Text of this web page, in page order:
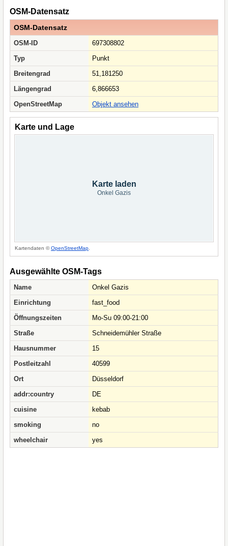
OSM-Datensatz
OSM-Datensatz
OSM-ID
697308802
Typ
Punkt
Breitengrad
51,181250
Längengrad
6,866653
OpenStreetMap
Objekt ansehen
Karte und Lage
Karte laden
Onkel Gazis
Kartendaten ©OpenStreetMap
Ausgewählte OSM-Tags
Name
Onkel Gazis
Einrichtung
fast_food
Öffnungszeiten
Mo-Su 09:00-21:00
Straße
Schneidemühler Straße
Hausnummer
15
Postleitzahl
40599
Ort
Düsseldorf
addr:country
DE
cuisine
kebab
smoking
no
wheelchair
yes